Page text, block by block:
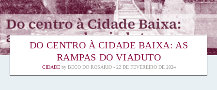
DO CENTRO À CIDADE BAIXA: AS
RAMPAS DO VIADUTO
CIDADE by BECO DO ROSÁRIO 22 DE FEVEREIRO DE 2024